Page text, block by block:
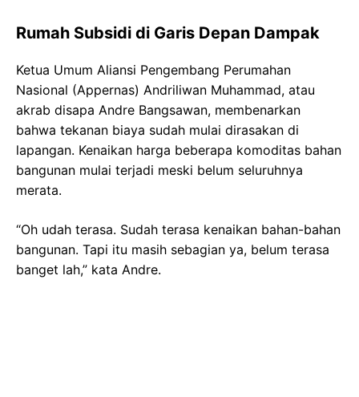
Rumah Subsidi di Garis Depan Dampak
Ketua Umum Aliansi Pengembang Perumahan
Nasional (Appernas) Andriliwan Muhammad, atau
akrab disapa Andre Bangsawan, membenarkan
bahwa tekanan biaya sudah mulai dirasakan di
lapangan. Kenaikan harga beberapa komoditas bahan
bangunan mulai terjadi meski belum seluruhnya
merata.
“Oh udah terasa. Sudah terasa kenaikan bahan-bahan
bangunan. Tapi itu masih sebagian ya, belum terasa
banget lah,” kata Andre.